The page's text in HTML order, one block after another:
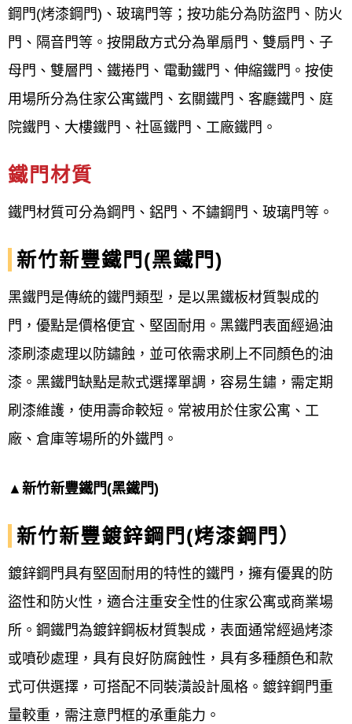
新竹新豐鐵門安裝、新竹新豐鐵門
保養、新竹新豐鐵門維修
鐵門安裝、保養、維修，均有專業的服務人員到現場
評估與業者討論，把多年來的專業經驗與熱忱的服務
帶給客戶，同時也是許多公家單位的指定場商，施工
0800-707-808或加入LINE，我們都有專人來為您解
答。
新竹新豐鐵門安裝更換維修案例分
享：
地點：新竹新豐
案場：新竹新豐
客戶：韓小姐
施作項目：舊式鐵門隔音、防盜、防火效果
規格型式：外玄關鍍鋅鋼門、公寓鐵門
趕快聯絡我們更換，讓您的 鐵門煥然一新吧~
服務範圍-大台北地區
鋼門(烤漆鋼門)、玻璃門等；按功能分為防盜門、防火
門、隔音門等。按開啟方式分為單扇門、雙扇門、子
母門、雙層門、鐵捲門、電動鐵門、伸縮鐵門。按使
用場所分為住家公寓鐵門、玄關鐵門、客廳鐵門、庭
院鐵門、大樓鐵門、社區鐵門、工廠鐵門。
鐵門材質
鐵門材質可分為鋼門、鋁門、不鏽鋼門、玻璃門等。
新竹新豐鐵門(黑鐵門)
黑鐵門是傳統的鐵門類型，是以黑鐵板材質製成的
門，優點是價格便宜、堅固耐用。黑鐵門表面經過油
漆刷漆處理以防鏽蝕，並可依需求刷上不同顏色的油
漆。黑鐵門缺點是款式選擇單調，容易生鏽，需定期
刷漆維護，使用壽命較短。常被用於住家公寓、工
廠、倉庫等場所的外鐵門。
▲新竹新豐鐵門(黑鐵門)
新竹新豐鍍鋅鋼門(烤漆鋼門）
鍍鋅鋼門具有堅固耐用的特性的鐵門，擁有優異的防
盜性和防火性，適合注重安全性的住家公寓或商業場
所。鋼鐵門為鍍鋅鋼板材質製成，表面通常經過烤漆
或噴砂處理，具有良好防腐蝕性，具有多種顏色和款
式可供選擇，可搭配不同裝潢設計風格。鍍鋅鋼門重
量較重，需注意門框的承重能力。